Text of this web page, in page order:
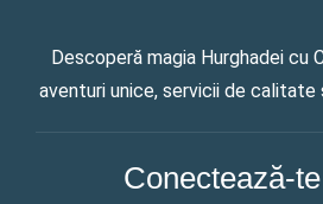
Descoperă magia Hurghadei cu
aventuri unice, servicii de calitate
Conectează-